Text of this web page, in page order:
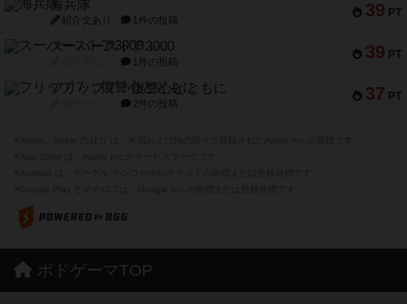
39 PT
海兵隊
紹介文あり 1件の投稿
39 PT
スーパーストア3000
1件の投稿
37 PT
フリップ７：復讐心とともに
2件の投稿
ボドゲーマTOP